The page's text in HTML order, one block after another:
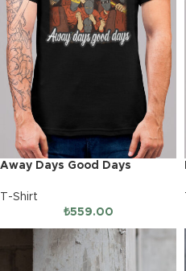
Away Days Good Days
T-Shirt
₺559.00